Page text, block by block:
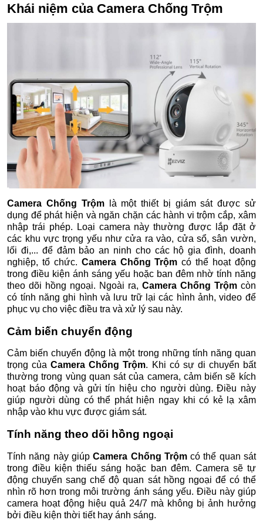
Khái niệm của Camera Chống Trộm
Camera Chống Trộmlà một thiết bị giám sát được sử
dụng để phát hiện và ngăn chặn các hành vi trộm cắp, xâm
nhập trái phép. Loại camera này thường được lắp đặt ở
các khu vực trọng yếu như cửa ra vào, cửa sổ, sân vườn,
lối đi,... để đảm bảo an ninh cho các hộ gia đình, doanh
nghiệp, tổ chức. Camera Chống Trộm có thể hoạt động
trong điều kiện ánh sáng yếu hoặc ban đêm nhờ tính năng
theo dõi hồng ngoại. Ngoài ra, Camera Chống Trộmcòn
có tính năng ghi hình và lưu trữ lại các hình ảnh, video để
phục vụ cho việc điều tra và xử lý sau này.
Cảm biến chuyển động
Cảm biến chuyển động là một trong những tính năng quan
trọng củaCamera Chống Trộm. Khi có sự di chuyển bất
thường trong vùng quan sát của camera, cảm biến sẽ kích
hoạt báo động và gửi tín hiệu cho người dùng. Điều này
giúp người dùng có thể phát hiện ngay khi có kẻ lạ xâm
nhập vào khu vực được giám sát.
Tính năng theo dõi hồng ngoại
Tính năng này giúpCamera Chống Trộmcó thể quan sát
trong điều kiện thiếu sáng hoặc ban đêm. Camera sẽ tự
động chuyển sang chế độ quan sát hồng ngoại để có thể
nhìn rõ hơn trong môi trường ánh sáng yếu. Điều này giúp
camera hoạt động hiệu quả 24/7 mà không bị ảnh hưởng
bởi điều kiện thời tiết hay ánh sáng.